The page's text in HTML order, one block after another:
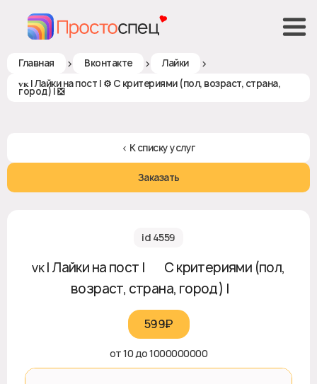
Главная > Вконтакте > Лайки >
ᴠᴋ | Лайки на пост | ⚙️ С критериями (пол, возраст, страна,
город) | ❎
< К списку услуг
Заказать
id 4559
ᴠᴋ | Лайки на пост | ⚙️ С критериями (пол,
возраст, страна, город) | ❎
599₽‎
от 10 до 1000000000